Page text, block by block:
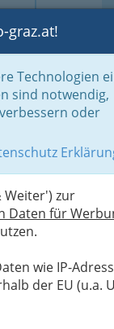
Toggle
graz.at!
Technologien
sind notwendig,
oder
Weiter') zur
Daten für
wie IP-
der EU (u.a.